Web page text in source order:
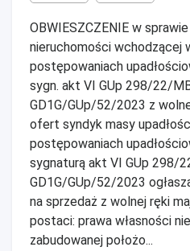
OBWIESZCZENIE w
nieruchomości wchodzącej
postępowaniach
sygn. akt VI GUp 298/22/
GD1G/GUp/52/2023 z
ofert syndyk masy
postępowaniach
sygnaturą akt VI GUp 298/
GD1G/GUp/52/2023
na sprzedaż z wolnej ręki
postaci: prawa własności
zabudowanej położo...